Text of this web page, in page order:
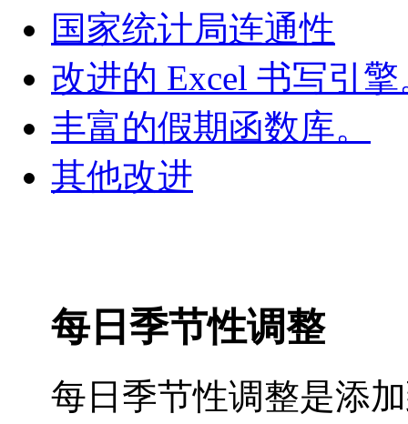
国家统计局连通性
改进的 Excel 书写引擎
丰富的假期函数库。
其他改进
每日季节性调整
每日季节性调整是添